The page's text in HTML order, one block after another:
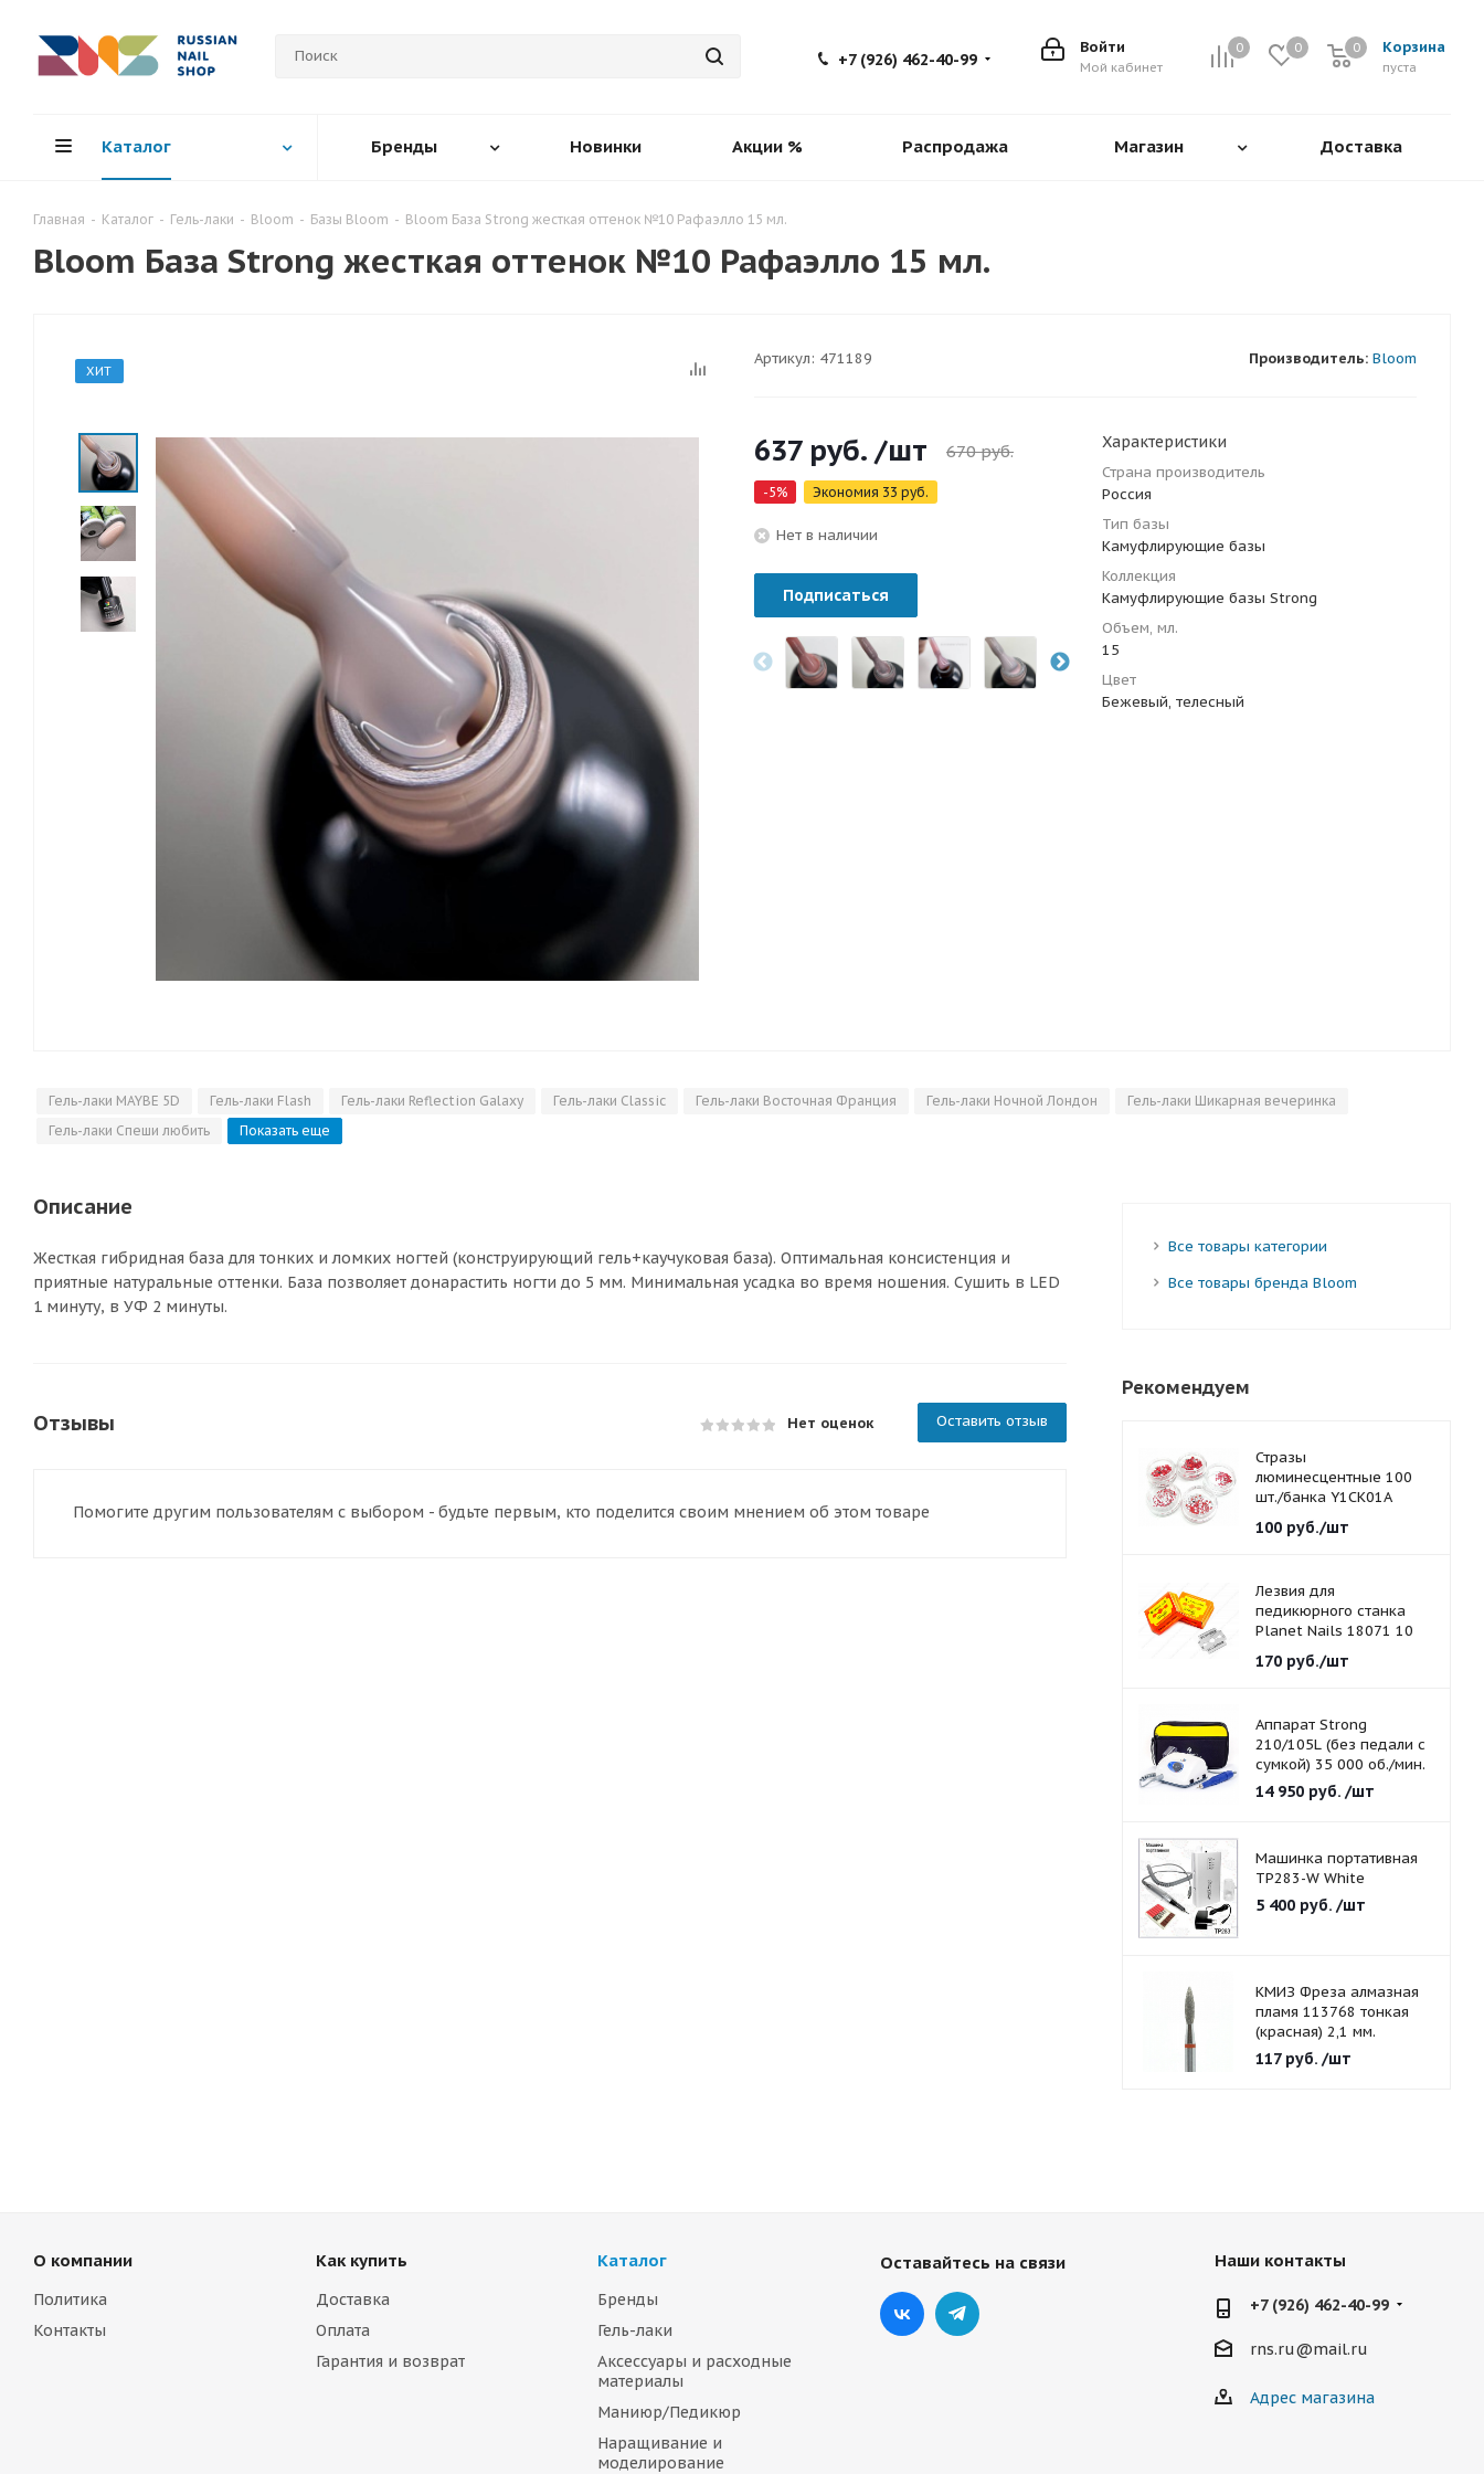
0 0 Корзина
0
пуста
0
Войти
Мой кабинет
+7 (926) 462-40-99
Каталог Бренды Новинки Акции % Распродажа Магазин Доставка
Главная - Каталог - Гель-лаки - Bloom - Базы Bloom - Bloom База Strong жесткая оттенок №10 Рафаэлло 15 мл.
Bloom База Strong жесткая оттенок №10 Рафаэлло 15 мл.
ХИТ
Артикул: 471189 Производитель: Bloom
637руб. /шт 670руб.
-5% Экономия 33 руб.
Нет в наличии
Подписаться
Характеристики
Страна производитель
Россия
Тип базы
Камуфлирующие базы
Коллекция
Камуфлирующие базы Strong
Объем, мл.
15
Цвет
Бежевый, телесный
Гель-лаки MAYBE 5D Гель-лаки Flash Гель-лаки Reflection Galaxy Гель-лаки Classic Гель-лаки Восточная Франция Гель-лаки Ночной Лондон
Гель-лаки Шикарная вечеринка
Гель-лаки Спеши любить
Показать еще
Описание
Жесткая гибридная база для тонких и ломких ногтей (конструирующий гель+каучуковая база). Оптимальная консистенция и
приятные натуральные оттенки. База позволяет донарастить ногти до 5 мм. Минимальная усадка во время ношения. Сушить в LED
1 минуту, в УФ 2 минуты.
Отзывы Нет оценок Оставить отзыв
Помогите другим пользователям с выбором - будьте первым, кто поделится своим мнением об этом товаре
Все товары категории
Все товары бренда Bloom
Рекомендуем
Стразы
люминесцентные 100
шт./банка Y1CK01A
красные 1,5 мм.
100руб./шт
Лезвия для
педикюрного станка
Planet Nails 18071 10
170руб./шт
Аппарат Strong
210/105L (без педали с
сумкой) 35 000 об./мин.
14 950руб. /шт
Машинка портативная
TP283-W White
5 400руб. /шт
КМИЗ Фреза алмазная
пламя 113768 тонкая
(красная) 2,1 мм.
117руб. /шт
О компании
Политика
Контакты
Как купить
Доставка
Оплата
Гарантия и возврат
Каталог
Бренды
Гель-лаки
Аксессуары и расходные
материалы
Маниюр/Педикюр
Наращивание и
моделирование
Оставайтесь на связи Наши контакты
+7 (926) 462-40-99
rns.ru@mail.ru
Адрес магазина